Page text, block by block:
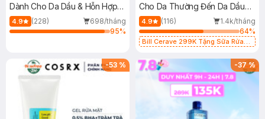
Dành Cho Da Dầu & Hỗn Hợp
500ml
4.9 (228)
698/tháng
95%
Cho Da Thường Đến Da Dầu
473ml
4.9 (116)
1.4k/tháng
64%
Bill Cerave 299K Tặng Sữa Rửa
-53 % -37%